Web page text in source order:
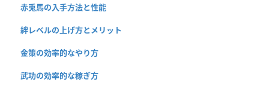
赤兎馬の入手方法と性能
絆レベルの上げ方とメリット
金策の効率的なやり方
武功の効率的な稼ぎ方